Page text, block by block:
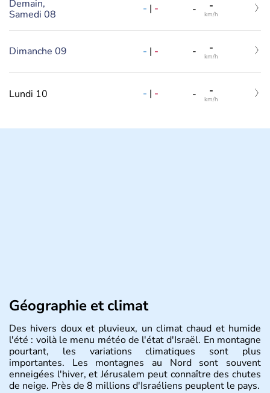
Demain,
Samedi 08
- | - - -
km/h
Dimanche 09 - | - - -
km/h
Lundi 10 - | - - -
km/h
Géographie et climat
Des hivers doux et pluvieux, un climat chaud et humide
l'été : voilà le menu météo de l'état d'Israël. En montagne
pourtant, les variations climatiques sont plus
importantes. Les montagnes au Nord sont souvent
enneigées l'hiver, et Jérusalem peut connaître des chutes
de neige. Près de 8 millions d'Israéliens peuplent le pays.